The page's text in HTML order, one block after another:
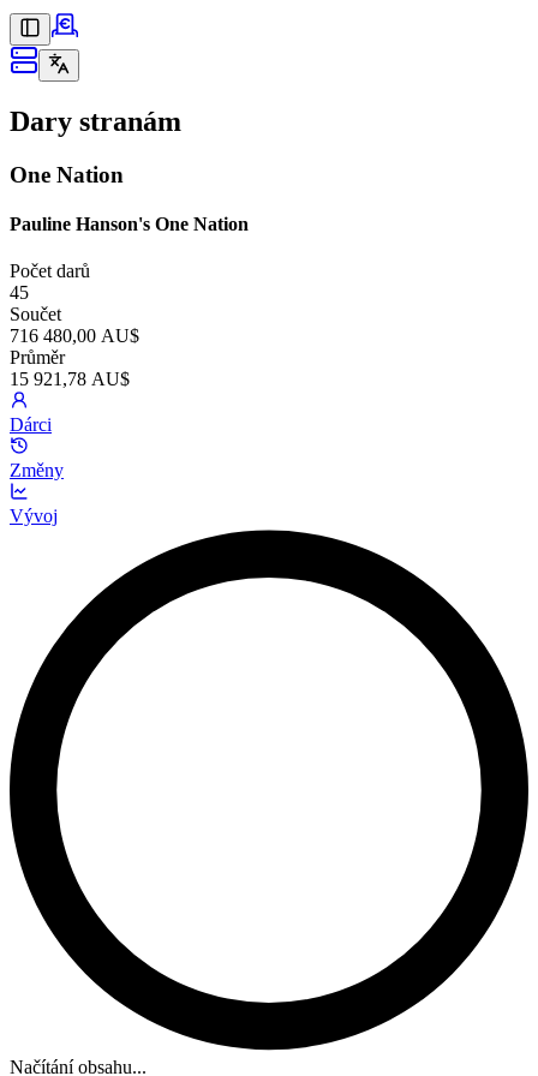
Dary stranám
One Nation
Pauline Hanson's One Nation
Počet darů
45
Součet
716 480,00 AU$
Průměr
15 921,78 AU$
Dárci
Změny
Vývoj
Načítání obsahu...